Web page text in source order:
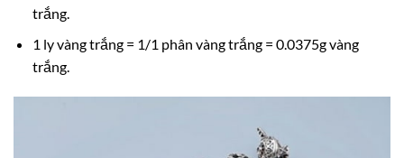
trắng.
1 ly vàng trắng = 1/1 phân vàng trắng = 0.0375g vàng
trắng.